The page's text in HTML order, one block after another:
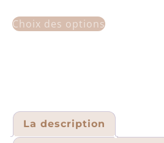
Choix des options
La description